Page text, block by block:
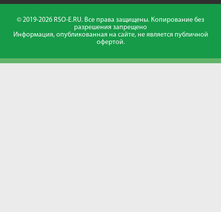
© 2019-2026 RSO-E.RU. Все права защищены. Копирование без
разрешения запрещено
Информация, опубликованная на сайте, не является публичной
офертой.